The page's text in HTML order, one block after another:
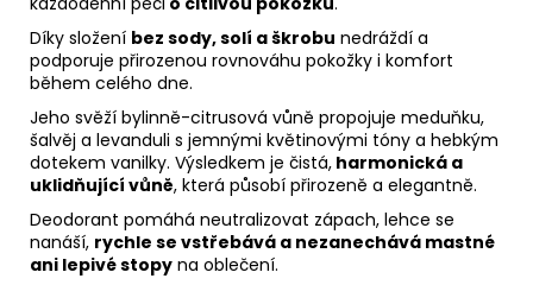
Díky složení bez sody, solí a škrobu nedráždí a
podporuje přirozenou rovnováhu pokožky i komfort
během celého dne.
Jeho svěží bylinně-citrusová vůně propojuje meduňku,
šalvěj a levanduli s jemnými květinovými tóny a hebkým
dotekem vanilky. Výsledkem je čistá, harmonická a
uklidňující vůně, která působí přirozeně a elegantně.
Deodorant pomáhá neutralizovat zápach, lehce se
nanáší, rychle se vstřebává a nezanechává mastné
ani lepivé stopy na oblečení.